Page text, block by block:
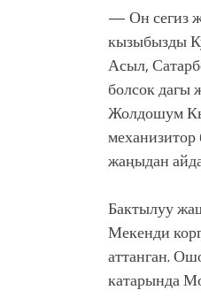
— Он сегиз
кызыбызды
Асыл,
болсок дагы
Жолдошум
жаңыдан
Бактылуу
Мекенди
аттанган.
катарында